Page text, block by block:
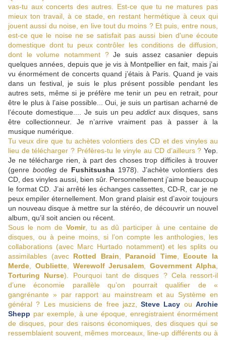
vas-tu aux concerts des autres. Est-ce que tu ne matures pas
mieux ton travail, à ce stade, en restant hermétique à ceux qui
jouent aussi du noise, en live tout du moins ? Et puis, entre nous,
est-ce que le noise ne se satisfait pas aussi bien d'une écoute
domestique dont tu peux contrôler les conditions de diffusion,
dont le volume notamment ?Je suis assez casanier depuis
quelques années, depuis que je vis à Montpellier en fait, mais j’ai
vu énormément de concerts quand j’étais à Paris. Quand je vais
dans un festival, je suis le plus présent possible pendant les
autres sets, même si je préfère me tenir un peu en retrait, pour
être le plus à l’aise possible... Oui, je suis un partisan acharné de
l’écoute domestique.... Je suis un peuaddictaux disques, sans
être collectionneur. Je n’arrive vraiment pas à passer à la
musique numérique.
Tu veux dire que tu achètes volontiers des CD et des vinyles au
lieu de télécharger ? Préfères-tu le vinyle au CD d’ailleurs ? Yep.
Je ne télécharge rien, à part des choses trop difficiles à trouver
(genre bootlegde Fushitsusha 1978). J’achète volontiers des
CD, des vinyles aussi, bien sûr. Personnellement j’aime beaucoup
le format CD. J’ai arrêté les échanges cassettes, CD-R, car je ne
peux empiler éternellement. Mon grand plaisir est d’avoir toujours
un nouveau disque à mettre sur la stéréo, de découvrir un nouvel
album, qu’il soit ancien ou récent.
Sous le nom de Vomir, tu as dû participer à une centaine de
disques, ou à peine moins, si l’on compte les anthologies, les
collaborations (avec Marc Hurtado notamment) et les splits ou
assimilables (avec Rotted Brain Paranoid Time, Ecoute la
Merde
Oubliette, Werewolf Jerusalem ,Government Alpha
Torturing Nurse). Pourquoi tant de disques ? Cela ressort-il
d’une économie parallèle qu’on pourrait qualifier de «
gangrénante » par rapport au mainstream et au Système en
général ? Les musiciens de free jazz,Steve Lacy ouArchie
Shepp par exemple, à une époque, enregistraient énormément
de disques, pour des raisons économiques, des disques qui se
ressemblaient souvent, mêmes morceaux, line-up différents ou à